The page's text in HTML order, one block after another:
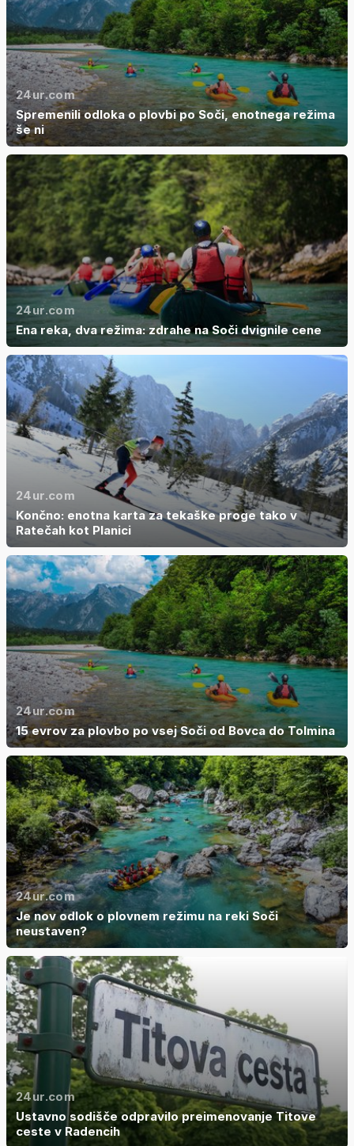
24ur.com
Spremenili odloka o plovbi po Soči, enotnega režima
še ni
24ur.com
Ena reka, dva režima: zdrahe na Soči dvignile cene
24ur.com
Končno: enotna karta za tekaške proge tako v
Ratečah kot Planici
24ur.com
15 evrov za plovbo po vsej Soči od Bovca do Tolmina
24ur.com
Je nov odlok o plovnem režimu na reki Soči
neustaven?
24ur.com
Ustavno sodišče odpravilo preimenovanje Titove
ceste v Radencih